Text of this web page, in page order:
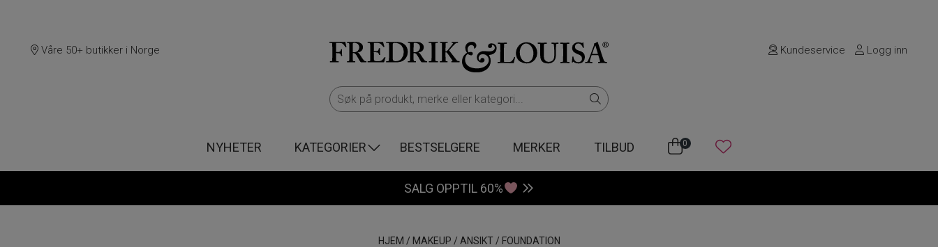
Våre 50+ butikker i Norge Kundeservice Logg inn
NYHETER KATEGORIER BESTSELGERE MERKER TILBUD 0
SALG OPPTIL 60%
HJEM / MAKEUP / ANSIKT/ FOUNDATION